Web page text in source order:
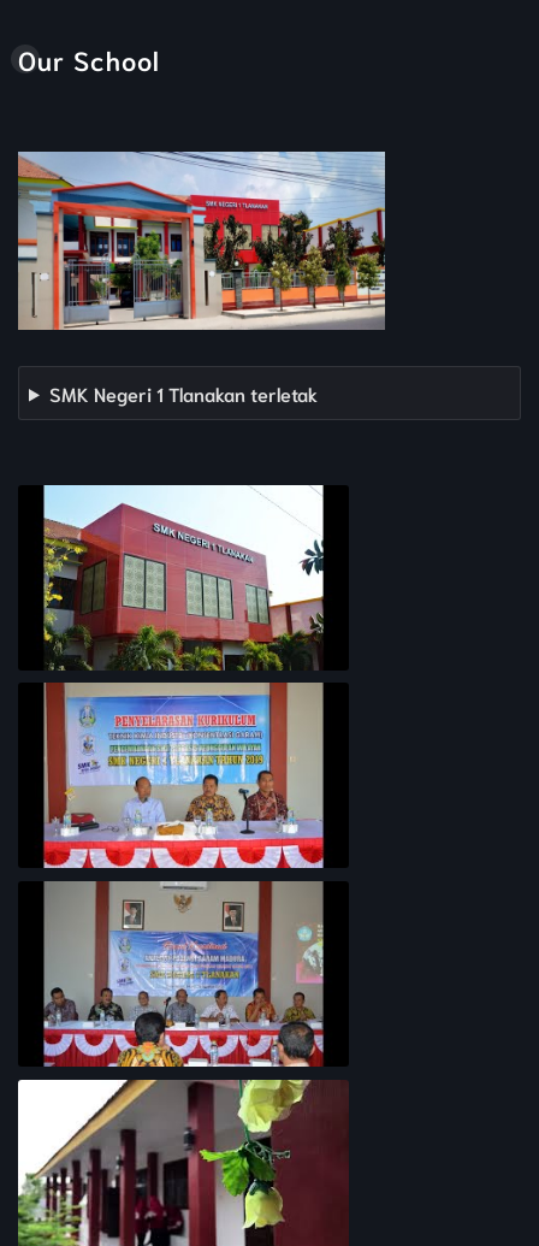
Our School
SMK Negeri 1 Tlanakan terletak
PROFIL SEKOLAH
Penyelarasan Kurikulum TKI
Rapat Koordinasi Analisis Potensi
Garam Madura